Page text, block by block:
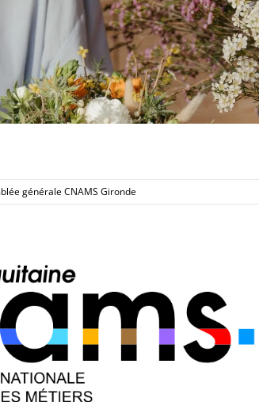
générale CNAMS Gironde